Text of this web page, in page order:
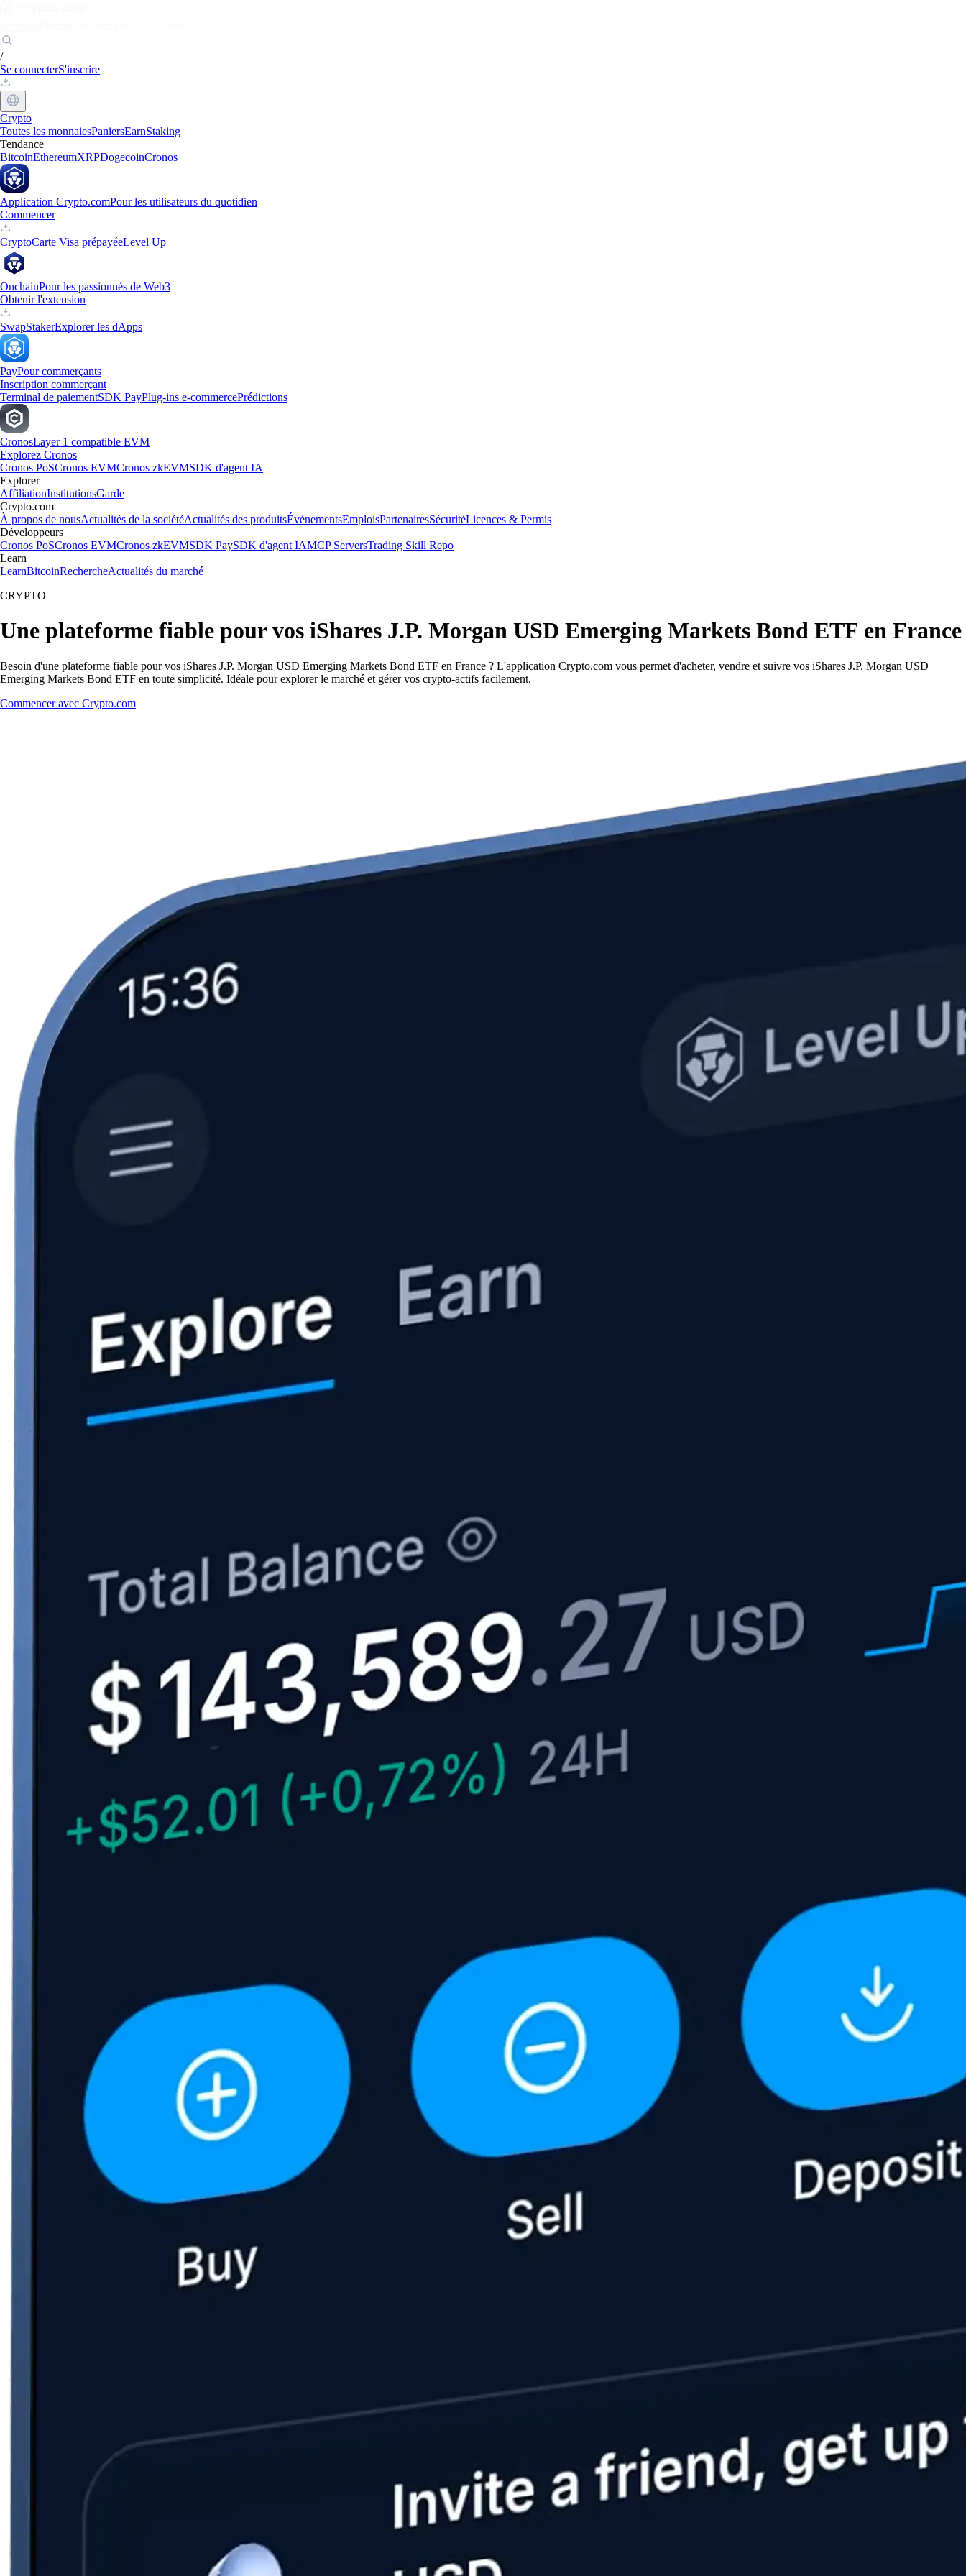
/
Se connecterS'inscrire
Crypto
Toutes les monnaiesPaniersEarnStaking
Tendance
BitcoinEthereumXRPDogecoinCronos
Application Crypto.comPour les utilisateurs du quotidien
Commencer
CryptoCarte Visa prépayéeLevel Up
OnchainPour les passionnés de Web3
Obtenir l'extension
SwapStakerExplorer les dApps
PayPour commerçants
Inscription commerçant
Terminal de paiementSDK PayPlug-ins e-commercePrédictions
CronosLayer 1 compatible EVM
Explorez Cronos
Cronos PoSCronos EVMCronos zkEVMSDK d'agent IA
Explorer
AffiliationInstitutionsGarde
Crypto.com
À propos de nousActualités de la sociétéActualités des produitsÉvénementsEmploisPartenairesSécuritéLicences & Permis
Développeurs
Cronos PoSCronos EVMCronos zkEVMSDK PaySDK d'agent IAMCP ServersTrading Skill Repo
Learn
LearnBitcoinRechercheActualités du marché
CRYPTO
Une plateforme fiable pour vos iShares J.P. Morgan USD Emerging Markets Bond ETF en France
Besoin d'une plateforme fiable pour vos iShares J.P. Morgan USD Emerging Markets Bond ETF en France ? L'application Crypto.com vous permet d'acheter, vendre et suivre vos iShares J.P. Morgan USD
Emerging Markets Bond ETF en toute simplicité. Idéale pour explorer le marché et gérer vos crypto-actifs facilement.
Commencer avec Crypto.com